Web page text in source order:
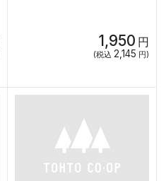
1,950 円
(税込 2,145 円)